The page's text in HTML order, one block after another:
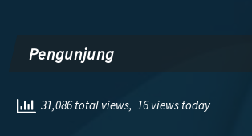
Pengunjung
31,086 total views, 16 views today